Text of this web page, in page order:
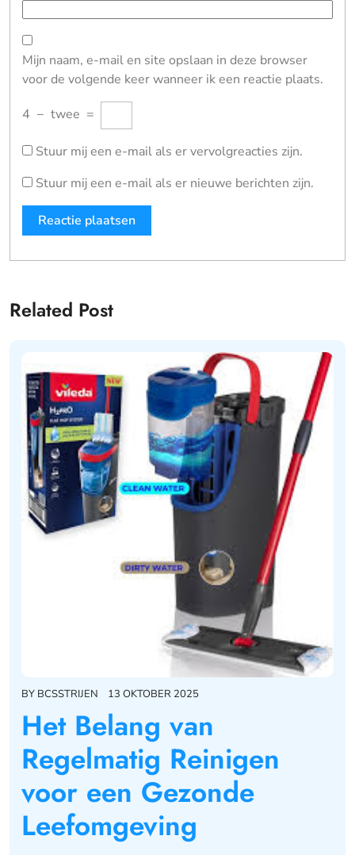
Mijn naam, e-mail en site opslaan in deze browser
voor de volgende keer wanneer ik een reactie plaats.
4 − twee =
Stuur mij een e-mail als er vervolgreacties zijn.
Stuur mij een e-mail als er nieuwe berichten zijn.
Related Post
BY BCSSTRIJEN 13 OKTOBER 2025
Het Belang van
Regelmatig Reinigen
voor een Gezonde
Leefomgeving